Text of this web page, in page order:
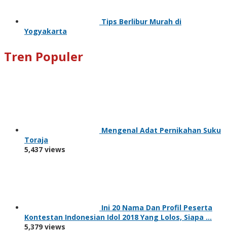
Tips Berlibur Murah di
Yogyakarta
Tren Populer
Mengenal Adat Pernikahan Suku
Toraja
5,437 views
Ini 20 Nama Dan Profil Peserta
Kontestan Indonesian Idol 2018 Yang Lolos, Siapa …
5,379 views